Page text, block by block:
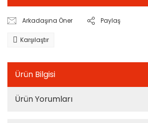
Arkadaşına Öner Paylaş
Karşılaştır
Ürün Bilgisi
Ürün Yorumları